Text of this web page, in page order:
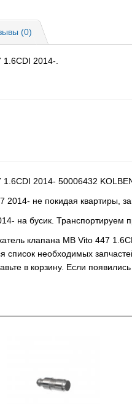
(0)
1.6CDI 2014-.
1.6CDI 2014- 50006432
2014- не покидая квартиры,
на бусик. Транспортируем
клапана MB Vito 447
необходимых
в корзину. Если